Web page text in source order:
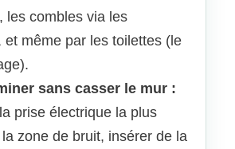
les combles via les
et même par les toilettes (le
sans casser le mur :
prise électrique la plus
zone de bruit, insérer de la